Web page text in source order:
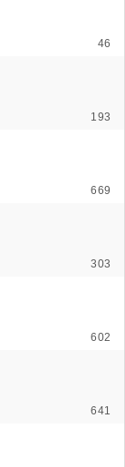
46
193
669
303
602
641